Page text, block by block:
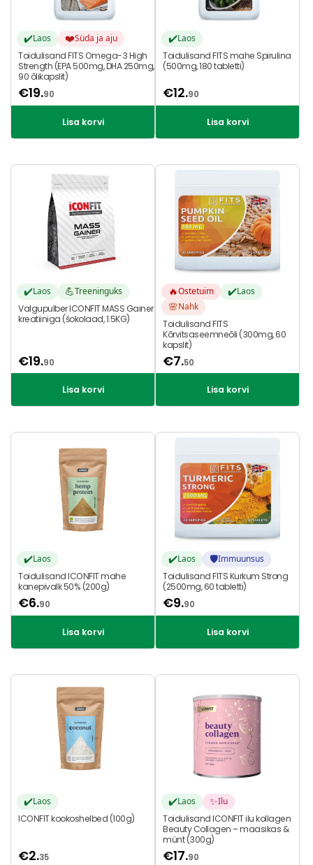
✔️Laos ❤️Süda ja aju
Toidulisand FITS Omega-3 High
Strength (EPA 500mg, DHA 250mg,
90 õlikapslit)
€19.90
Lisa korvi
✔️Laos
Toidulisand FITS mahe Spirulina
(500mg, 180 tabletti)
€12.90
Lisa korvi
✔️Laos 💪Treeninguks
Valgupulber ICONFIT MASS Gainer
kreatiiniga (šokolaad, 1.5KG)
€19.90
Lisa korvi
🔥Ostetuim ✔️Laos
🌸Nahk
Toidulisand FITS
Kõrvitsaseemneõli (300mg, 60
kapslit)
€7.50
Lisa korvi
✔️Laos
Toidulisand ICONFIT mahe
kanepivalk 50% (200g)
€6.90
Lisa korvi
✔️Laos 🛡️Immuunsus
Toidulisand FITS Kurkum Strong
(2500mg, 60 tabletti)
€9.90
Lisa korvi
✔️Laos
ICONFIT kookoshelbed (100g)
€2.35
✔️Laos ✨Ilu
Toidulisand ICONFIT ilu kollagen
Beauty Collagen – maasikas &
münt (300g)
€17.90